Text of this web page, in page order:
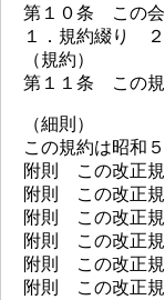
第１０条 この会
１．規約綴り
（規約）
第１１条 この規
（細則）
この規約は昭和
附則 この改正規
附則 この改正規
附則 この改正規
附則 この改正規
附則 この改正規
附則 この改正規